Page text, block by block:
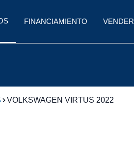
FINANCIAMIENTO VENDER
VOLKSWAGEN VIRTUS 2022